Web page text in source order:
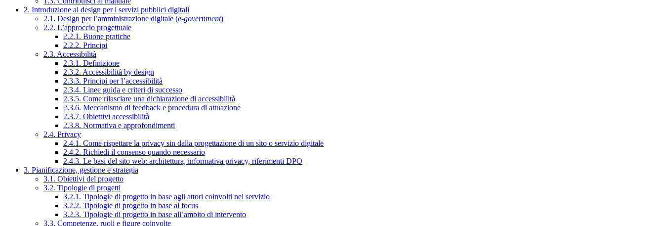
2. Introduzione al design per i servizi pubblici digitali
2.1. Design per l’amministrazione digitale (e-government)
2.2. L’approccio progettuale
2.2.1. Buone pratiche
2.2.2. Principi
2.3. Accessibilità
2.3.1. Definizione
2.3.2. Accessibilità by design
2.3.3. Principi per l’accessibilità
2.3.4. Linee guida e criteri di successo
2.3.5. Come rilasciare una dichiarazione di accessibilità
2.3.6. Meccanismo di feedback e procedura di attuazione
2.3.7. Obiettivi accessibilità
2.3.8. Normativa e approfondimenti
2.4. Privacy
2.4.1. Come rispettare la privacy sin dalla progettazione di un sito o servizio digitale
2.4.2. Richiedi il consenso quando necessario
2.4.3. Le basi del sito web: architettura, informativa privacy, riferimenti DPO
3. Pianificazione, gestione e strategia
3.1. Obiettivi del progetto
3.2. Tipologie di progetti
3.2.1. Tipologie di progetto in base agli attori coinvolti nel servizio
3.2.2. Tipologie di progetto in base al focus
3.2.3. Tipologie di progetto in base all’ambito di intervento
3.3. Competenze, ruoli e figure coinvolte